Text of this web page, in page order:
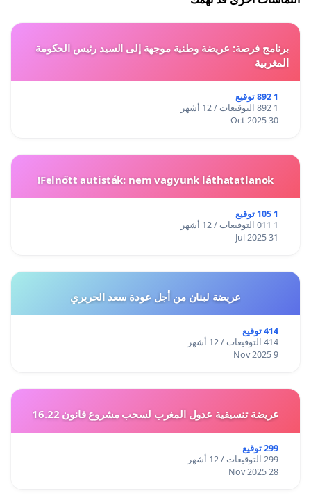
برنامج فرصة: عريضة وطنية موجهة إلى السيد رئيس الحكومة
المغربية
1 892 توقيع
1 892 التوقيعات / 12 أشهر
30 Oct 2025
Felnőtt autisták: nem vagyunk láthatatlanok!
1 105 توقيع
1 011 التوقيعات / 12 أشهر
31 Jul 2025
عريضة لبنان من أجل عودة سعد الحريري
414 توقيع
414 التوقيعات / 12 أشهر
9 Nov 2025
عريضة تنسيقية عدول المغرب لسحب مشروع قانون 16.22
299 توقيع
299 التوقيعات / 12 أشهر
28 Nov 2025